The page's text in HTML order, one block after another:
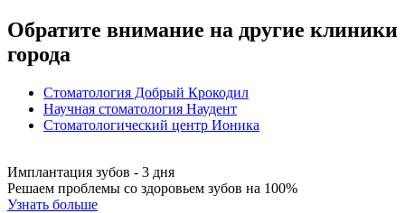
Обратите внимание на другие клиники
города
Стоматология Добрый Крокодил
Научная стоматология Наудент
Стоматологический центр Ионика
Имплантация зубов - 3 дня
Решаем проблемы со здоровьем зубов на 100%
Узнать больше